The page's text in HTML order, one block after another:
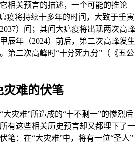
相关预言的描述，一个可能的推论
疫将持续十多年的时间，大致于壬寅
）间；其间大瘟疫将出现两次高峰
辰年（2024）前后，第二次高峰发生
第二次高峰时“十分死九分”（《五公
灾难的伏笔
灾难”所造成的“十不剩一”的惨烈后
有这些相关历史预言却又都埋下了一
笔：在“大灾难”中，将有一位“圣人”